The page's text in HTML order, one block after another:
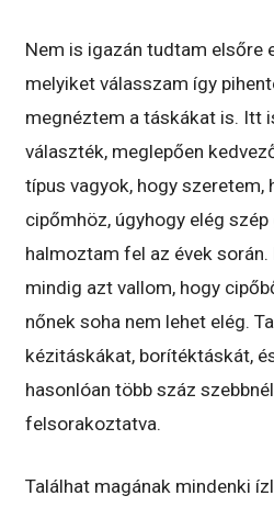
Nem is igazán tudtam elsőre
melyiket válasszam így
megnéztem a táskákat is. Itt
választék, meglepően
típus vagyok, hogy szeretem,
cipőmhöz, úgyhogy elég
halmoztam fel az évek során.
mindig azt vallom, hogy
nőnek soha nem lehet elég.
kézitáskákat, borítéktáskát,
hasonlóan több száz
felsorakoztatva.
Találhat magának mindenki